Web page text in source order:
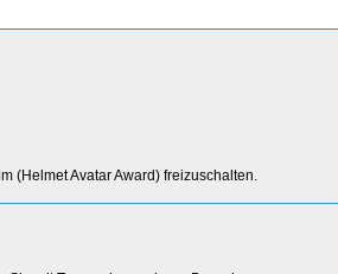
(Helmet Avatar Award) freizuschalten.